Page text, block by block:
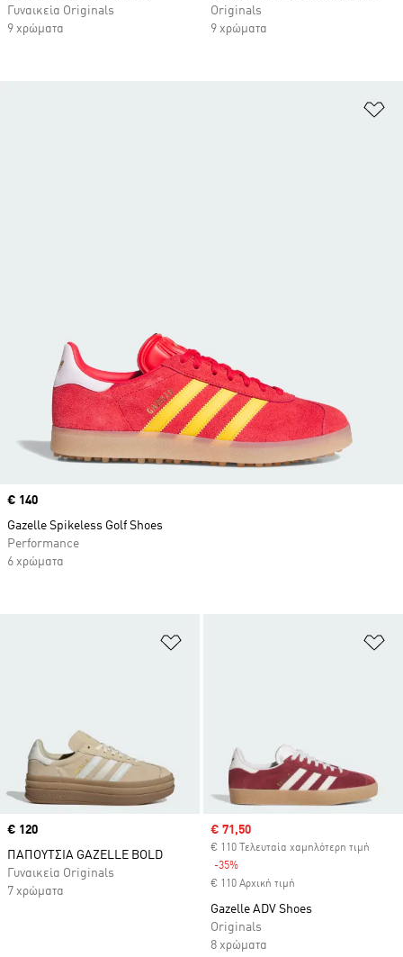
Γυναικεία Originals
9 χρώματα
Originals
9 χρώματα
Προσθήκη στη Λίστα Επιθυμιών
Price
€ 120
ΠΑΠΟΥΤΣΙΑ GAZELLE BOLD
Γυναικεία Originals
7 χρώματα
Sale price
€ 71,50
€ 110 Τελευταία χαμηλότερη τιμή
-35%
€ 110 Αρχική τιμή
Gazelle ADV Shoes
Originals
8 χρώματα
Price
€ 140
Gazelle Spikeless Golf Shoes
Performance
6 χρώματα